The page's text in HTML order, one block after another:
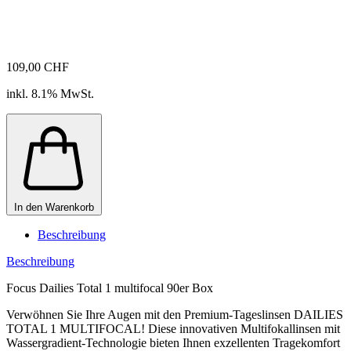
109,00 CHF
inkl. 8.1% MwSt.
In den Warenkorb
Beschreibung
Beschreibung
Focus Dailies Total 1 multifocal 90er Box
Verwöhnen Sie Ihre Augen mit den Premium-Tageslinsen DAILIES
TOTAL 1 MULTIFOCAL! Diese innovativen Multifokallinsen mit
Wassergradient-Technologie bieten Ihnen exzellenten Tragekomfort